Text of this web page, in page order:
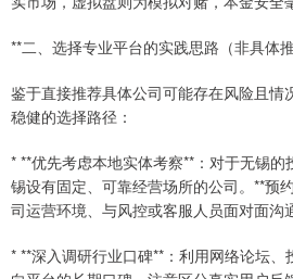
**二、选择专业平台的实践思路（非具体
鉴于直接推荐具体公司可能存在风险且情
稳健的选择路径：
* **优先考虑本地实体考察**：对于无锡
锡设有固定、可靠经营场所的公司。**预
司运营环境、与风控或客服人员面对面沟
* **深入调研行业口碑**：利用网络论坛